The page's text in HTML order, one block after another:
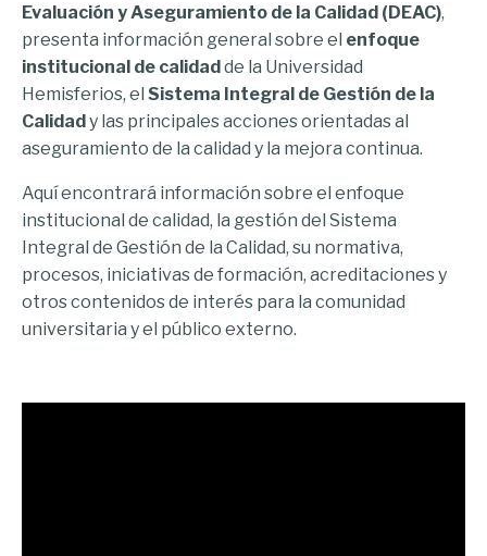
Evaluación y Aseguramiento de la Calidad (DEAC),
presenta información general sobre el enfoque
institucional de calidad de la Universidad
Hemisferios, el Sistema Integral de Gestión de la
Calidad y las principales acciones orientadas al
aseguramiento de la calidad y la mejora continua.
Aquí encontrará información sobre el enfoque
institucional de calidad, la gestión del Sistema
Integral de Gestión de la Calidad, su normativa,
procesos, iniciativas de formación, acreditaciones y
otros contenidos de interés para la comunidad
universitaria y el público externo.